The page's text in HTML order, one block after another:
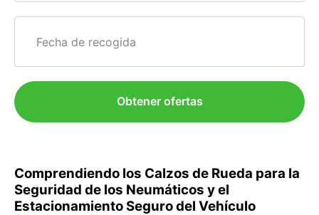
Fecha de recogida
Obtener ofertas
Comprendiendo los Calzos de Rueda para la
Seguridad de los Neumáticos y el
Estacionamiento Seguro del Vehículo